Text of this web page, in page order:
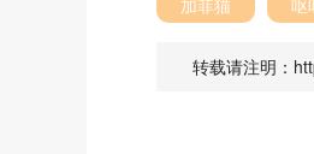
加菲猫 呕
转载请注明：